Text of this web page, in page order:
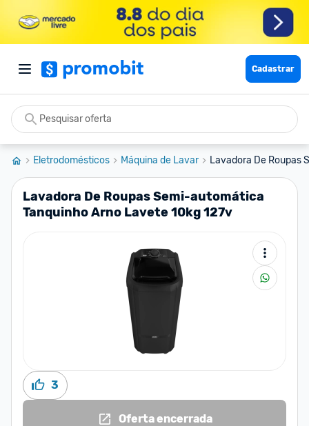
Cadastrar
Eletrodomésticos Máquina de Lavar Lavadora De Roupas
Lavadora De Roupas Semi-automática
Tanquinho Arno Lavete 10kg 127v
3
Oferta encerrada